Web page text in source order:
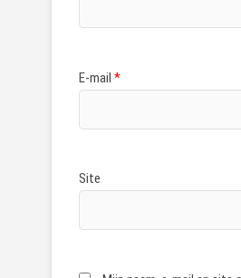
E-mail *
Site